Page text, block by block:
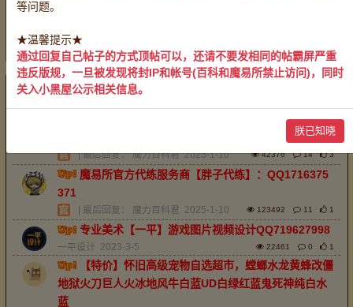
最新 精华
魔易所官方中介服务商【老淡】唯一QQ38387541
| 最后回复： 魔力百科君 2025-1-10 42376 14 3
魔易所官方代练服务商【胖子代练】：QQ1716375
371
| 最后回复： 魔力百科君 2025-1-10 123492 11 1
专业美术【一平】游戏图片视频设计QQ719627998
一平设计 2023-3-5 22461 0 1
【特价】怀旧高级宠物自选超市，螳螂水龙黄蜂改僵
地狱火刀巨人火冰地风牛白蓝UD白绿红蓝鬼死神纯白水
蓝
等问题。
★温馨提示★
通过回复自己帖子的方式顶帖可以，还请不要发相同的帖霸屏严重
违反版规，一旦被发现将封IP和帐号(百科和魔易所禁止访问)，同时
关入小黑屋公示相关信息。
朕已知晓